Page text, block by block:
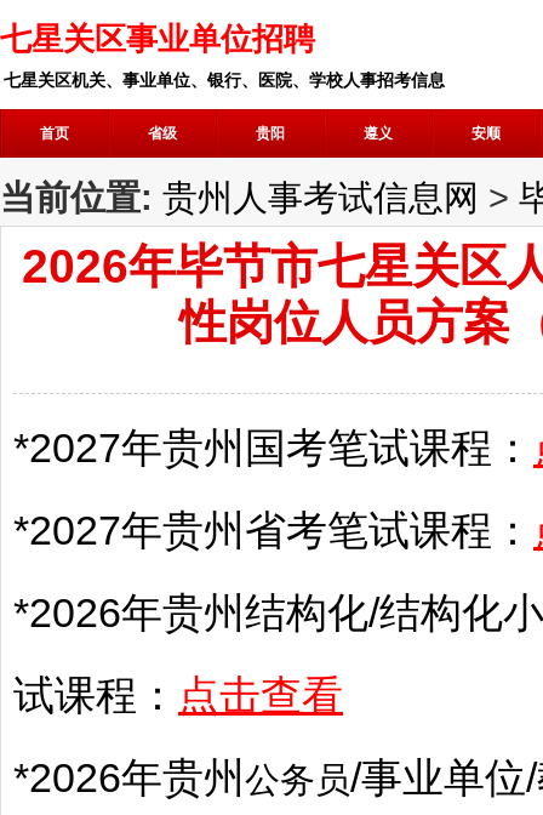
七星关区事业单位招聘
七星关区机关、事业单位、银行、医院、学校人事招考信息
首页 省级 贵阳 遵义 安顺
当前位置: 贵州人事考试信息网 >
2026年毕节市七星关区
性岗位人员方案
*2027年贵州 国考笔试课程：
*2027年贵州 省考笔试课程：
*2026年贵州结构化/结构化
试课程： 点击查看
*2026年贵州 公务员/事业单位/